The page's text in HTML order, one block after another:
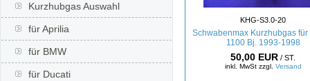
Kurzhubgas Auswahl
für Aprilia
für BMW
für Ducati
KHG-S3.0-20
Schwabenmax Kurzhubgas für
1100 Bj. 1993-1998
50,00 EUR / ST.
inkl. MwSt zzgl. Versand